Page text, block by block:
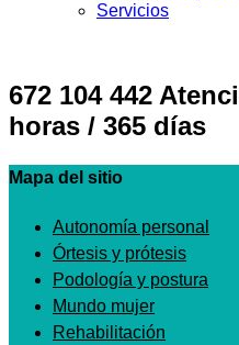
Servicios
672 104 442
horas / 365 días
Mapa del sitio
Autonomía personal
Órtesis y prótesis
Podología y postura
Mundo mujer
Rehabilitación